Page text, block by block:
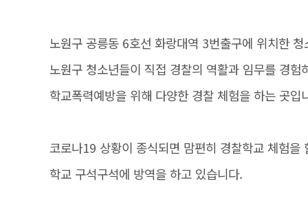
노원구 공릉동 6호선 화랑대역 3번출구에 위치한
노원구 청소년들이 직접 경찰의 역활과 임무를 경험
학교폭력예방을 위해 다양한 경찰 체험을 하는 곳입
코로나19 상황이 종식되면 맘편히 경찰학교 체험을
학교 구석구석에 방역을 하고 있습니다.